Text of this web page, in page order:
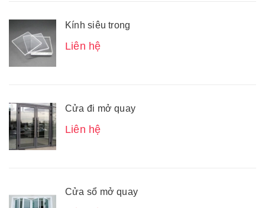
Kính siêu trong
Liên hệ
Cửa đi mở quay
Liên hệ
Cửa sổ mở quay